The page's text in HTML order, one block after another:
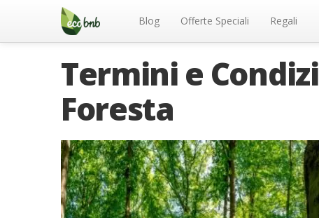
Menu Blog Offerte Speciali Regali
Termini e
Foresta